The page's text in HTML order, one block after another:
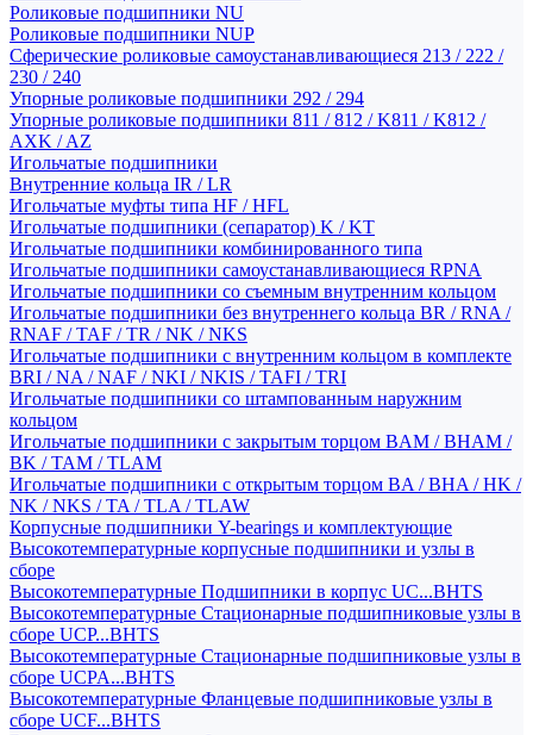
Роликовые подшипники NU
Роликовые подшипники NUP
Сферические роликовые самоустанавливающиеся 213 / 222 /
230 / 240
Упорные роликовые подшипники 292 / 294
Упорные роликовые подшипники 811 / 812 / K811 / K812 /
AXK / AZ
Игольчатые подшипники
Внутренние кольца IR / LR
Игольчатые муфты типа HF / HFL
Игольчатые подшипники (сепаратор) K / KT
Игольчатые подшипники комбинированного типа
Игольчатые подшипники самоустанавливающиеся RPNA
Игольчатые подшипники со съемным внутренним кольцом
Игольчатые подшипники без внутреннего кольца BR / RNA /
RNAF / TAF / TR / NK / NKS
Игольчатые подшипники с внутренним кольцом в комплекте
BRI / NA / NAF / NKI / NKIS / TAFI / TRI
Игольчатые подшипники со штампованным наружним
кольцом
Игольчатые подшипники с закрытым торцом BAM / BHAM /
BK / TAM / TLAM
Игольчатые подшипники с открытым торцом BA / BHA / HK /
NK / NKS / TA / TLA / TLAW
Корпусные подшипники Y-bearings и комплектующие
Высокотемпературные корпусные подшипники и узлы в
сборе
Высокотемпературные Подшипники в корпус UC...BHTS
Высокотемпературные Стационарные подшипниковые узлы в
сборе UCP...BHTS
Высокотемпературные Стационарные подшипниковые узлы в
сборе UCPA...BHTS
Высокотемпературные Фланцевые подшипниковые узлы в
сборе UCF...BHTS